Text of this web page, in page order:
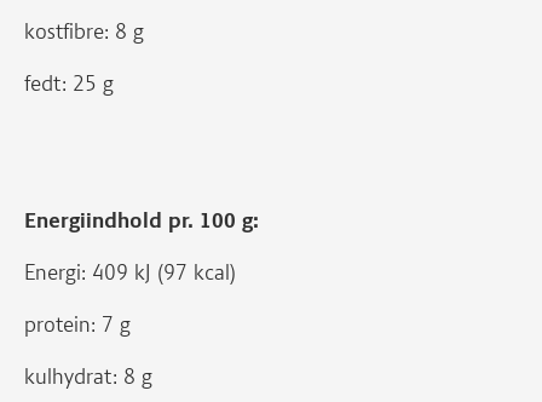
kostfibre: 8 g
fedt: 25 g
Energiindhold pr. 100 g:
Energi: 409 kJ (97 kcal)
protein: 7 g
kulhydrat: 8 g